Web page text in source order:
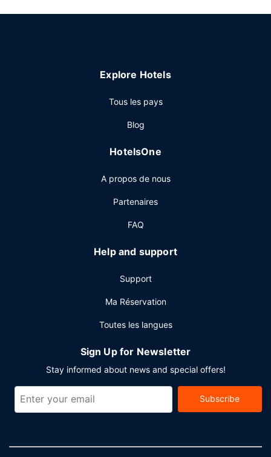
des nombreux équipements et services qui caractérisent
Muthu Glasgow River Hotel abrite un délicieux restaurant,
son bar/salon pour une petite pause bien méritée. Un petit
10 h 00 moyennant un supplément.
d'arrivée express, un service de départ express et une
disponible dans l'enceinte de l'hébergement.
Explore Hotels
Tous les pays
Blog
HotelsOne
A propos de nous
Partenaires
FAQ
Help and support
Support
Ma Réservation
Toutes les langues
Sign Up for Newsletter
Stay informed about news and special offers!
Subscribe